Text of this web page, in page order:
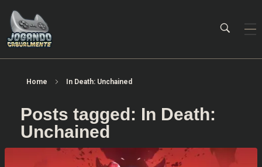
Home In Death: Unchained
Posts tagged: In Death:
Unchained